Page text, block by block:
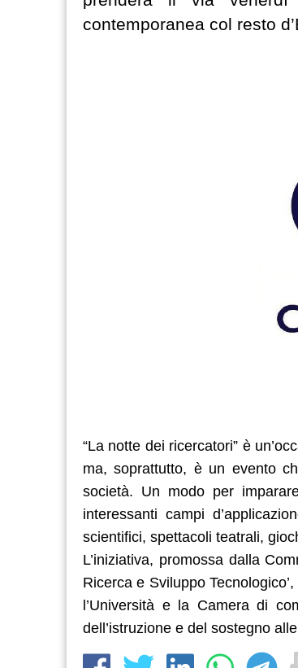
contemporanea col resto
“La notte dei ricercatori” è
ma, soprattutto, è un evento
società. Un modo per
interessanti campi
scientifici, spettacoli teatrali,
L’iniziativa, promossa dalla
Ricerca e Sviluppo
l’Università e la Camera di
dell’istruzione e del sostegno